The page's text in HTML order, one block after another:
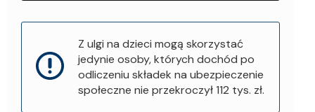
Z ulgi na dzieci mogą skorzystać
jedynie osoby, których dochód po
odliczeniu składek na ubezpieczenie
społeczne nie przekroczył 112 tys. zł.